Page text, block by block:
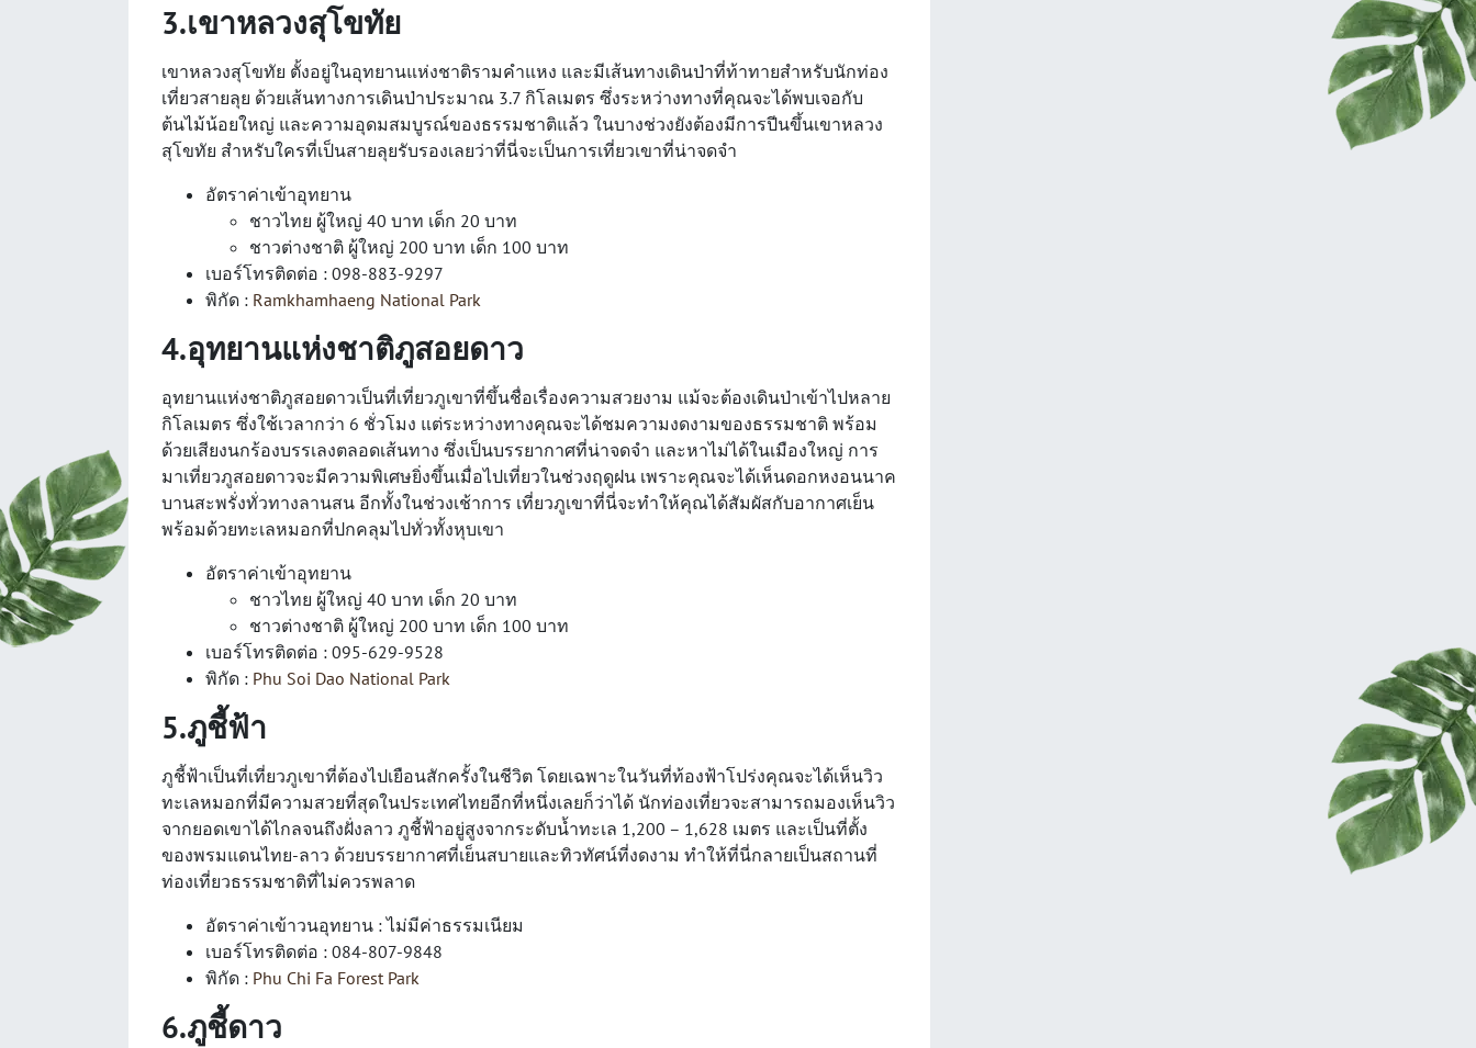
3.เขาหลวงสุโขทัย
เขาหลวงสุโขทัย ตั้งอยู่ในอุทยานแห่งชาติรามคำแหง และมีเส้นทางเดินป่าที่ท้าทายสำหรับนักท่อง
เที่ยวสายลุย ด้วยเส้นทางการเดินป่าประมาณ 3.7 กิโลเมตร ซึ่งระหว่างทางที่คุณจะได้พบเจอกับ
ต้นไม้น้อยใหญ่ และความอุดมสมบูรณ์ของธรรมชาติแล้ว ในบางช่วงยังต้องมีการปีนขึ้นเขาหลวง
สุโขทัย สำหรับใครที่เป็นสายลุยรับรองเลยว่าที่นี่จะเป็นการเที่ยวเขาที่น่าจดจำ
อัตราค่าเข้าอุทยาน
ชาวไทย ผู้ใหญ่ 40 บาท เด็ก 20 บาท
ชาวต่างชาติ ผู้ใหญ่ 200 บาท เด็ก 100 บาท
เบอร์โทรติดต่อ : 098-883-9297
พิกัด : Ramkhamhaeng National Park
4.อุทยานแห่งชาติภูสอยดาว
อุทยานแห่งชาติภูสอยดาวเป็นที่เที่ยวภูเขาที่ขึ้นชื่อเรื่องความสวยงาม แม้จะต้องเดินป่าเข้าไปหลาย
กิโลเมตร ซึ่งใช้เวลากว่า 6 ชั่วโมง แต่ระหว่างทางคุณจะได้ชมความงดงามของธรรมชาติ พร้อม
ด้วยเสียงนกร้องบรรเลงตลอดเส้นทาง ซึ่งเป็นบรรยากาศที่น่าจดจำ และหาไม่ได้ในเมืองใหญ่ การ
มาเที่ยวภูสอยดาวจะมีความพิเศษยิ่งขึ้นเมื่อไปเที่ยวในช่วงฤดูฝน เพราะคุณจะได้เห็นดอกหงอนนาค
บานสะพรั่งทั่วทางลานสน อีกทั้งในช่วงเช้าการ เที่ยวภูเขาที่นี่จะทำให้คุณได้สัมผัสกับอากาศเย็น
พร้อมด้วยทะเลหมอกที่ปกคลุมไปทั่วทั้งหุบเขา
อัตราค่าเข้าอุทยาน
ชาวไทย ผู้ใหญ่ 40 บาท เด็ก 20 บาท
ชาวต่างชาติ ผู้ใหญ่ 200 บาท เด็ก 100 บาท
เบอร์โทรติดต่อ : 095-629-9528
พิกัด : Phu Soi Dao National Park
5.ภูชี้ฟ้า
ภูชี้ฟ้าเป็นที่เที่ยวภูเขาที่ต้องไปเยือนสักครั้งในชีวิต โดยเฉพาะในวันที่ท้องฟ้าโปร่งคุณจะได้เห็นวิว
ทะเลหมอกที่มีความสวยที่สุดในประเทศไทยอีกที่หนึ่งเลยก็ว่าได้ นักท่องเที่ยวจะสามารถมองเห็นวิว
จากยอดเขาได้ไกลจนถึงฝั่งลาว ภูชี้ฟ้าอยู่สูงจากระดับน้ำทะเล 1,200 – 1,628 เมตร และเป็นที่ตั้ง
ของพรมแดนไทย-ลาว ด้วยบรรยากาศที่เย็นสบายและทิวทัศน์ที่งดงาม ทำให้ที่นี่กลายเป็นสถานที่
ท่องเที่ยวธรรมชาติที่ไม่ควรพลาด
อัตราค่าเข้าวนอุทยาน : ไม่มีค่าธรรมเนียม
เบอร์โทรติดต่อ : 084-807-9848
พิกัด : Phu Chi Fa Forest Park
6.ภูชี้ดาว